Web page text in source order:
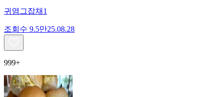
귀염그잡채1
조회수 9.5만25.08.28
999+